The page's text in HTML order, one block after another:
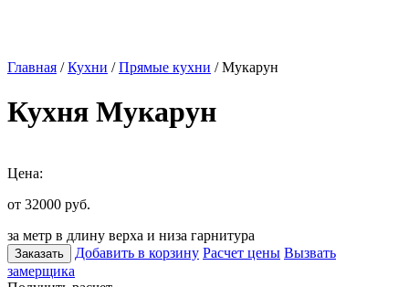
Главная /Кухни /Прямые кухни / Мукарун
Кухня Мукарун
Цена:
от 32000 руб.
за метр в длину верха и низа гарнитура
Заказать Добавить в корзину Расчет цены Вызвать
замерщика